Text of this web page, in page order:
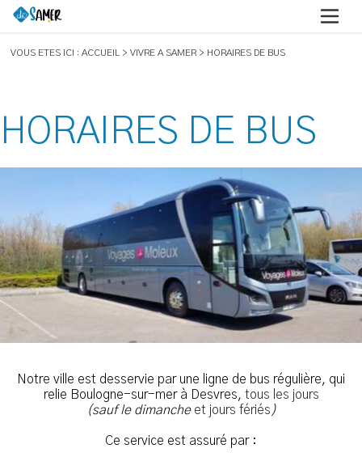
VOUS ETES ICI : ACCUEIL > VIVRE A SAMER > HORAIRES DE BUS
HORAIRES DE BUS
Notre ville est desservie par une ligne de bus régulière, qui
relie Boulogne-sur-mer à Desvres, tous les jours
(sauf le dimancheet jours fériés )
Ce service est assuré par :